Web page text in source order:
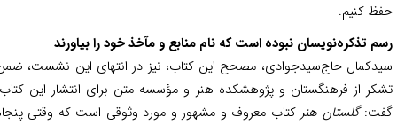
کنیم.
تذکره‌نویسان نبوده است که نام منابع و مآخذ خود را بیاورند
حاج‌سیدجوادی، مصحح این کتاب، نیز در انتهای این نشست، ضمن
از فرهنگستان و پژوهشکده هنر و مؤسسه متن برای انتشار این کتاب،
گلستان هنرکتاب معروف و مشهور و مورد وثوقی است که وقتی پنجاه